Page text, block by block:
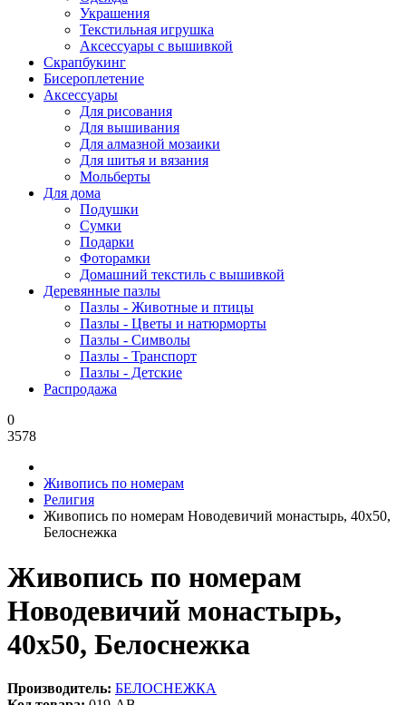
Украшения
Текстильная игрушка
Аксессуары с вышивкой
Скрапбукинг
Бисероплетение
Аксессуары
Для рисования
Для вышивания
Для алмазной мозаики
Для шитья и вязания
Мольберты
Для дома
Подушки
Сумки
Подарки
Фоторамки
Домашний текстиль с вышивкой
Деревянные пазлы
Пазлы - Животные и птицы
Пазлы - Цветы и натюрморты
Пазлы - Символы
Пазлы - Транспорт
Пазлы - Детские
Распродажа
0
3578
Живопись по номерам
Религия
Живопись по номерам Новодевичий монастырь, 40x50,
Белоснежка
Живопись по номерам
Новодевичий монастырь,
40x50, Белоснежка
Производитель: БЕЛОСНЕЖКА